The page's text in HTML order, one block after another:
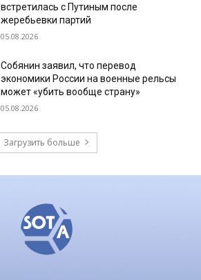
встретилась с Путиным после
жеребьевки партий
05.08.2026
Собянин заявил, что перевод
экономики России на военные рельсы
может «убить вообще страну»
05.08.2026
Загрузить больше